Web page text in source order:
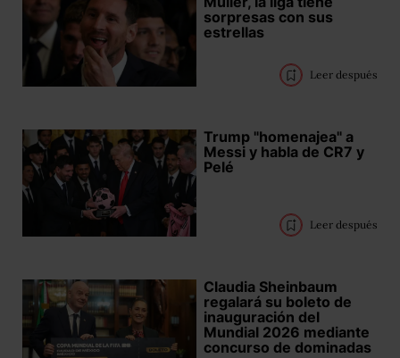
sorpresas con sus
estrellas
Leer después
Trump "homenajea" a
Messi y habla de CR7 y
Pelé
Leer después
Claudia Sheinbaum
regalará su boleto de
inauguración del
Mundial 2026 mediante
concurso de dominadas